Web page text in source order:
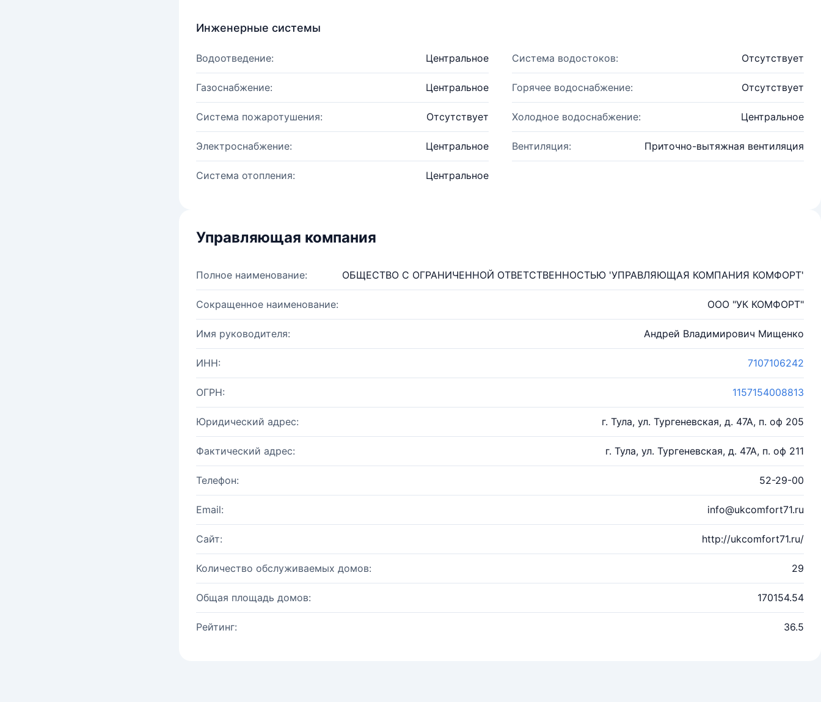
Инженерные системы
Водоотведение: Центральное Система водостоков: Отсутствует
Газоснабжение: Центральное Горячее водоснабжение: Отсутствует
Система пожаротушения: Отсутствует Холодное водоснабжение: Центральное
Электроснабжение: Центральное Вентиляция: Приточно-вытяжная вентиляция
Система отопления: Центральное
Управляющая компания
Полное наименование: ОБЩЕСТВО С ОГРАНИЧЕННОЙ ОТВЕТСТВЕННОСТЬЮ 'УПРАВЛЯЮЩАЯ КОМПАНИЯ КОМФОРТ'
Сокращенное наименование: ООО "УК КОМФОРТ"
Имя руководителя: Андрей Владимирович Мищенко
ИНН: 7107106242
ОГРН: 1157154008813
Юридический адрес: г. Тула, ул. Тургеневская, д. 47А, п. оф 205
Фактический адрес: г. Тула, ул. Тургеневская, д. 47А, п. оф 211
Телефон: 52-29-00
Email: info@ukcomfort71.ru
Сайт: http://ukcomfort71.ru/
Количество обслуживаемых домов: 29
Общая площадь домов: 170154.54
Рейтинг: 36.5